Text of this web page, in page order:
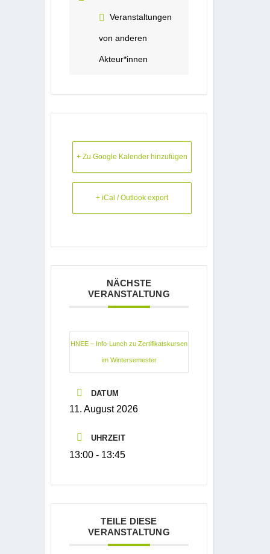
Veranstaltungen
von anderen
Akteur*innen
+ Zu Google Kalender hinzufügen
+ iCal / Outlook export
NÄCHSTE
VERANSTALTUNG
HNEE – Info-Lunch zu Zertifikatskursen
im Wintersemester
DATUM
11. August 2026
UHRZEIT
13:00 - 13:45
TEILE DIESE
VERANSTALTUNG